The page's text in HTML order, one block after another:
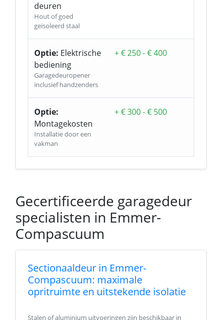
deuren
Hout of goed
geïsoleerd staal
Optie: Elektrische
bediening
Garagedeuropener
inclusief handzenders
+ € 250 - € 400
Optie:
Montagekosten
Installatie door een
vakman
+ € 300 - € 500
Gecertificeerde garagedeur
specialisten in Emmer-
Compascuum
Sectionaaldeur in Emmer-
Compascuum: maximale
opritruimte en uitstekende isolatie
Stalen of aluminium uitvoeringen zijn beschikbaar in